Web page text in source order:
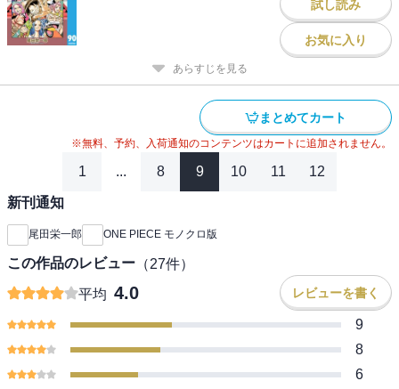
試し読み
お気に入り
あらすじを見る
まとめてカート
※無料、予約、入荷通知のコンテンツはカートに追加されません。
1 ... 8 9 10 11 12
新刊通知
尾田栄一郎 ONE PIECE モノクロ版
この作品のレビュー （27件）
平均 4.0 レビューを書く
9
8
6